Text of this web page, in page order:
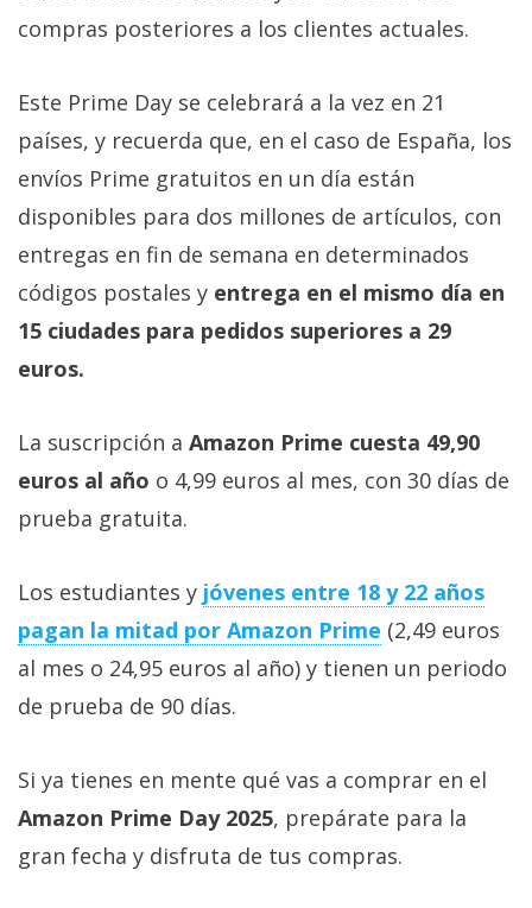
compras posteriores a los clientes actuales.
Este Prime Day se celebrará a la vez en 21
países, y recuerda que, en el caso de España, los
envíos Prime gratuitos en un día están
disponibles para dos millones de artículos, con
entregas en fin de semana en determinados
códigos postales y entrega en el mismo día en
15 ciudades para pedidos superiores a 29
euros.
La suscripción a Amazon Prime cuesta 49,90
euros al año o 4,99 euros al mes, con 30 días de
prueba gratuita.
Los estudiantes y jóvenes entre 18 y 22 años
pagan la mitad por Amazon Prime (2,49 euros
al mes o 24,95 euros al año) y tienen un periodo
de prueba de 90 días.
Si ya tienes en mente qué vas a comprar en el
Amazon Prime Day 2025, prepárate para la
gran fecha y disfruta de tus compras.